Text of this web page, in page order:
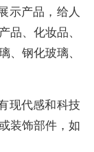
示产品，给人
品、化妆品、
、钢化玻璃、
现代感和科技
装饰部件，如